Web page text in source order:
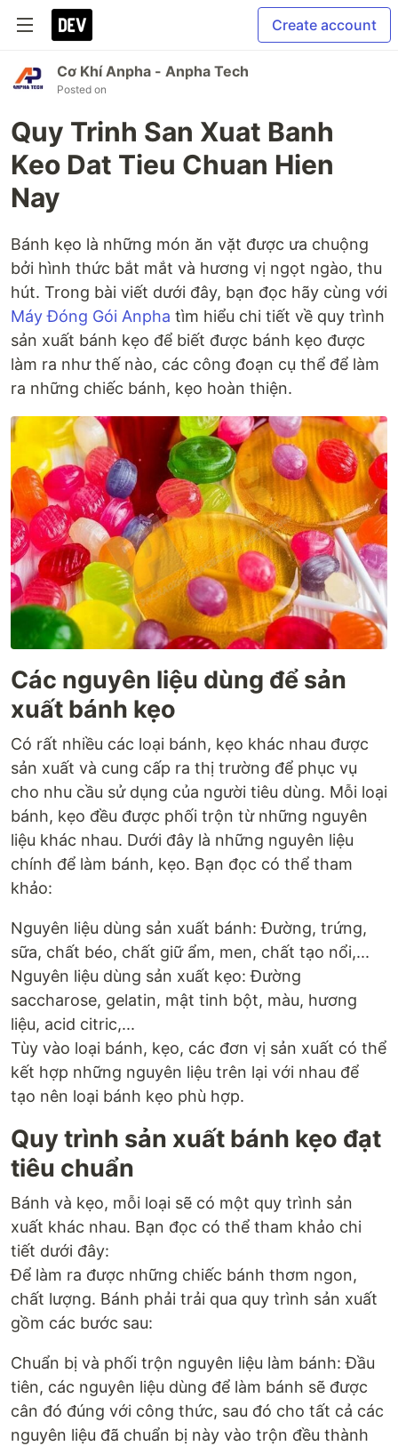
Create account
Cơ Khí Anpha - Anpha Tech
Posted on
Quy Trinh San Xuat Banh
Keo Dat Tieu Chuan Hien
Nay
Bánh kẹo là những món ăn vặt được ưa chuộng
bởi hình thức bắt mắt và hương vị ngọt ngào, thu
hút. Trong bài viết dưới đây, bạn đọc hãy cùng với
Máy Đóng Gói Anpha tìm hiểu chi tiết về quy trình
sản xuất bánh kẹo để biết được bánh kẹo được
làm ra như thế nào, các công đoạn cụ thể để làm
ra những chiếc bánh, kẹo hoàn thiện.
Các nguyên liệu dùng để sản
xuất bánh kẹo
Có rất nhiều các loại bánh, kẹo khác nhau được
sản xuất và cung cấp ra thị trường để phục vụ
cho nhu cầu sử dụng của người tiêu dùng. Mỗi loại
bánh, kẹo đều được phối trộn từ những nguyên
liệu khác nhau. Dưới đây là những nguyên liệu
chính để làm bánh, kẹo. Bạn đọc có thể tham
khảo:
Nguyên liệu dùng sản xuất bánh: Đường, trứng,
sữa, chất béo, chất giữ ẩm, men, chất tạo nổi,...
Nguyên liệu dùng sản xuất kẹo: Đường
saccharose, gelatin, mật tinh bột, màu, hương
liệu, acid citric,...
Tùy vào loại bánh, kẹo, các đơn vị sản xuất có thể
kết hợp những nguyên liệu trên lại với nhau để
tạo nên loại bánh kẹo phù hợp.
Quy trình sản xuất bánh kẹo đạt
tiêu chuẩn
Bánh và kẹo, mỗi loại sẽ có một quy trình sản
xuất khác nhau. Bạn đọc có thể tham khảo chi
tiết dưới đây:
Để làm ra được những chiếc bánh thơm ngon,
chất lượng. Bánh phải trải qua quy trình sản xuất
gồm các bước sau:
Chuẩn bị và phối trộn nguyên liệu làm bánh: Đầu
tiên, các nguyên liệu dùng để làm bánh sẽ được
cân đó đúng với công thức, sau đó cho tất cả các
nguyên liệu đã chuẩn bị này vào trộn đều thành